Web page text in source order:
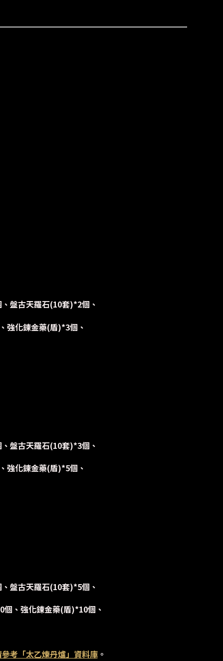
盤古天羅石(10套)*2個、
強化鍊金藥(盾)*3個、
盤古天羅石(10套)*3個、
強化鍊金藥(盾)*5個、
盤古天羅石(10套)*5個、
、強化鍊金藥(盾)*10個、
考「太乙煉丹爐」資料庫。